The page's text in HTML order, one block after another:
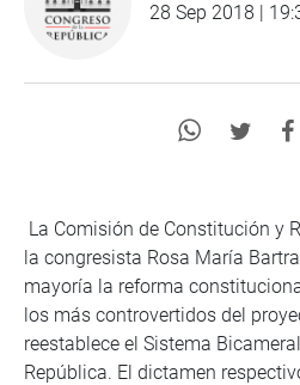
28 Sep 2018 |
La Comisión de Constitución y
la congresista Rosa María
mayoría la reforma
los más controvertidos del
reestablece el Sistema
República. El dictamen